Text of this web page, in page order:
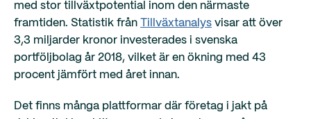
med stor tillväxtpotential inom den närmaste
framtiden. Statistik från
Tillväxtanalys visar att över
3,3 miljarder kronor investerades i svenska
portföljbolag år 2018, vilket är en ökning med 43
procent jämfört med året innan.
Det finns många plattformar där företag i jakt på